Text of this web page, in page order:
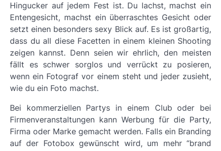
Hingucker auf jedem Fest ist. Du lachst, machst ein
Entengesicht, machst ein überraschtes Gesicht oder
setzt einen besonders sexy Blick auf. Es ist großartig,
dass du all diese Facetten in einem kleinen Shooting
zeigen kannst. Denn seien wir ehrlich, den meisten
fällt es schwer sorglos und verrückt zu posieren,
wenn ein Fotograf vor einem steht und jeder zusieht,
wie du ein Foto machst.
Bei kommerziellen Partys in einem Club oder bei
Firmenveranstaltungen kann Werbung für die Party,
Firma oder Marke gemacht werden. Falls ein Branding
auf der Fotobox gewünscht wird, um mehr “brand